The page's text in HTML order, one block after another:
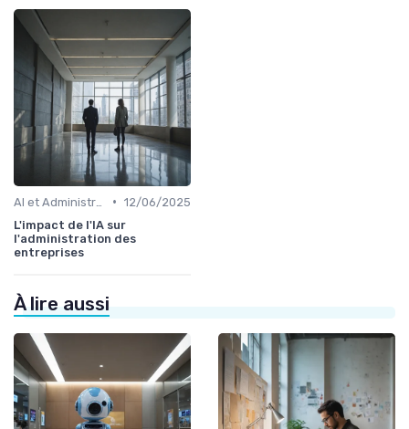
• 12/06/2025
L'impact de l'IA sur
l'administration des
entreprises
À lire aussi